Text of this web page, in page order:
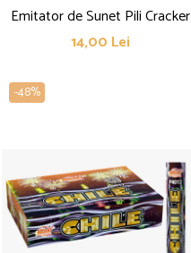
Emitator de Sunet Pili Cracker
Rosu
14,00 Lei
-48%